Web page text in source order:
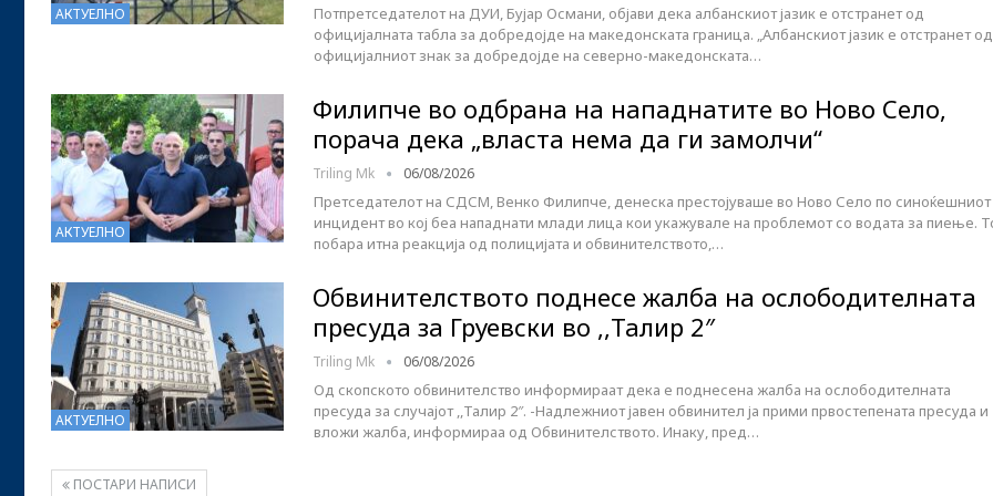
АКТУЕЛНО
Потпретседателот на ДУИ, Бујар Османи, објави дека албанскиот јазик е отстранет од
официјалната табла за добредојде на македонската граница. „Албанскиот јазик е отстранет од
официјалниот знак за добредојде на северно-македонската…
АКТУЕЛНО
Филипче во одбрана на нападнатите во Ново Село,
порача дека „власта нема да ги замолчи“
Triling Mk 06/08/2026
Претседателот на СДСМ, Венко Филипче, денеска престојуваше во Ново Село по синоќешниот
инцидент во кој беа нападнати млади лица кои укажувале на проблемот со водата за пиење.
побара итна реакција од полицијата и обвинителството,…
АКТУЕЛНО
Обвинителството поднесе жалба на ослободителната
пресуда за Груевски во ,,Талир 2″
Triling Mk 06/08/2026
Од скопското обвинителство информираат дека е поднесена жалба на ослободителната
пресуда за случајот ,,Талир 2″. -Надлежниот јавен обвинител ја прими првостепената пресуда и
вложи жалба, информираа од Обвинителството. Инаку, пред…
ПОСТАРИ НАПИСИ